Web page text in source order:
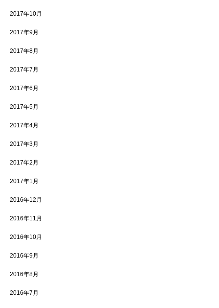
2017年10月
2017年9月
2017年8月
2017年7月
2017年6月
2017年5月
2017年4月
2017年3月
2017年2月
2017年1月
2016年12月
2016年11月
2016年10月
2016年9月
2016年8月
2016年7月